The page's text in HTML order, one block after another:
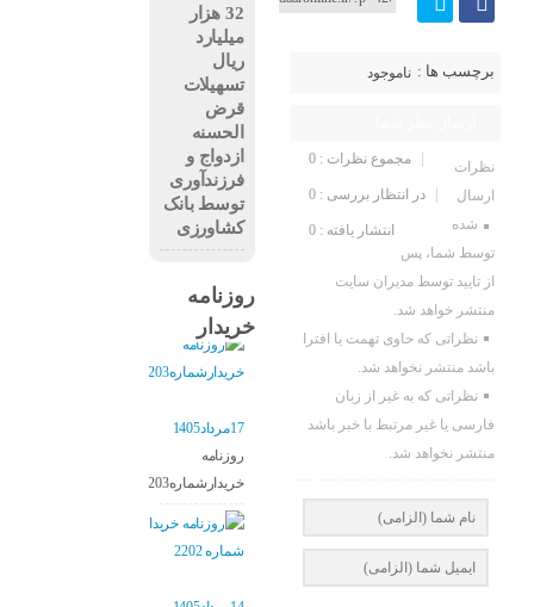
برچسب ها : ناموجود
مجموع نظرات : 0
در انتظار بررسی : 0
انتشار یافته : 0
نظرات
ارسال
شده
توسط شما، پس
از تایید توسط مدیران سایت
منتشر خواهد شد.
نظراتی که حاوی تهمت یا افترا
باشد منتشر نخواهد شد.
نظراتی که به غیر از زبان
فارسی یا غیر مرتبط با خبر باشد
منتشر نخواهد شد.
32 هزار
میلیارد
ریال
تسهیلات
قرض
الحسنه
ازدواج و
فرزندآوری
توسط بانک
کشاورزی
روزنامه
خریدار
17مرداد1405
روزنامه
خریدارشماره2203